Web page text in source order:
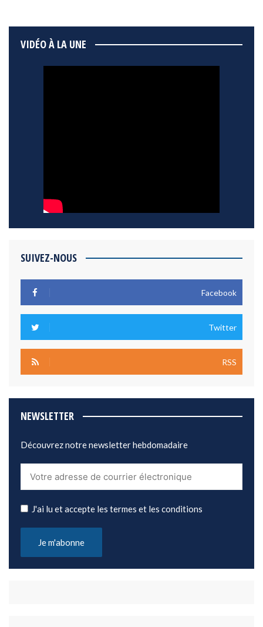
VIDÉO À LA UNE
SUIVEZ-NOUS
Facebook
Twitter
RSS
NEWSLETTER
Découvrez notre newsletter hebdomadaire
J'ai lu et accepte les termes et les conditions